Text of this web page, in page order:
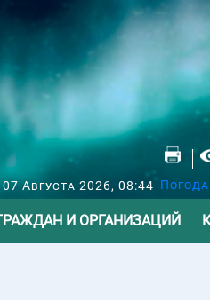
Августа 2026, 08:44
И ОРГАНИЗАЦИЙ